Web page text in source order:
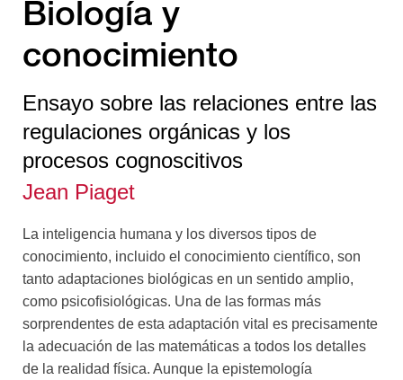
Biología y
conocimiento
Ensayo sobre las relaciones entre las
regulaciones orgánicas y los
procesos cognoscitivos
Jean Piaget
La inteligencia humana y los diversos tipos de
conocimiento, incluido el conocimiento científico, son
tanto adaptaciones biológicas en un sentido amplio,
como psicofisiológicas. Una de las formas más
sorprendentes de esta adaptación vital es precisamente
la adecuación de las matemáticas a todos los detalles
de la realidad física. Aunque la epistemología